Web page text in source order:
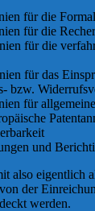
für die
für die
für die
für das
bzw.
für
und
also eigentlich
der
werden.